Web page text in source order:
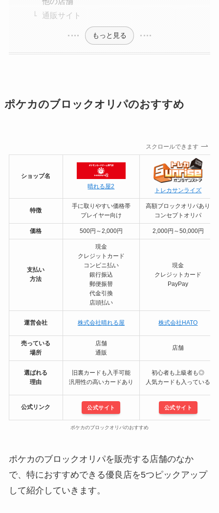
通販サイト
もっと見る
ポケカのブロックオリパのおすすめ
スクロールできます
ショップ名
晴れる屋2
トレカサンライズ
特徴
手に取りやすい価格帯
プレイヤー向け
高額ブロックオリパあり
コンセプトオリパ
価格 500円～2,000円 2,000円～50,000円
支払い
方法
現金
クレジットカード
コンビニ払い
銀行振込
郵便振替
代金引換
店頭払い
現金
クレジットカード
PayPay
運営会社 株式会社晴れる屋 株式会社HATO
売っている
場所
店舗
通販
店舗
選ばれる
理由
旧裏カードも入手可能
汎用性の高いカードあり
初心者も上級者も◎
人気カードも入っている
公式リンク 公式サイト 公式サイト
ポケカのブロックオリパのおすすめ
ポケカのブロックオリパを販売する店舗のなか
で、特におすすめできる優良店を5つピックアップ
して紹介していきます。